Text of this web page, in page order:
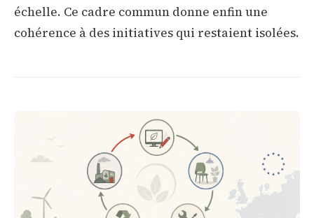
échelle. Ce cadre commun donne enfin une
cohérence à des initiatives qui restaient isolées.